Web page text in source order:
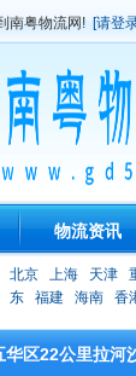
南粤物流网! [请登
物流资讯
北京 上海 天津
东
福建 海南 香
华区22公里拉河